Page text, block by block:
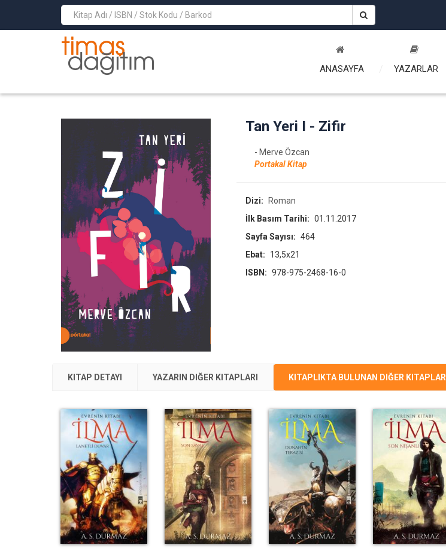
>
ANASAYFA YAZARLAR
Tan Yeri I - Zifir
- Merve Özcan
Portakal Kitap
Dizi:
Roman
İlk Basım Tarihi: 01.11.2017
Sayfa Sayısı: 464
Ebat:
13,5x21
ISBN: 978-975-2468-16-0
KITAP DETAYI YAZARIN DIĞER KITAPLARI KITAPLIKTA BULUNAN DIĞER KITAPLAR